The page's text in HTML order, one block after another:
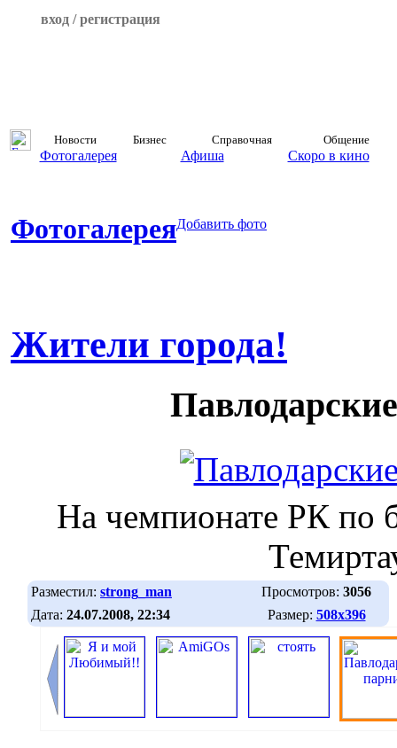
вход / регистрация
Новости Бизнес Справочная Общение
Фотогалерея Афиша Скоро в кино
ФотогалереяДобавить фото
Жители города!
На чемпионате РК по
Разместил: strong_man Просмотров: 3056
Дата: 24.07.2008, 22:34 Размер: 508х396